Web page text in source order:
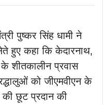
पुष्कर सिंह धामी ने
हुए कहा कि केदारनाथ,
के शीतकालीन प्रवास
को जीएमवीएन के
की छूट प्रदान की